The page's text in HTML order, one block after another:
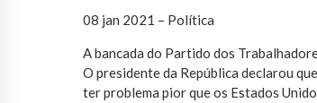
08 jan 2021 – Política
A bancada do Partido dos
O presidente da República declarou
ter problema pior que os Estados